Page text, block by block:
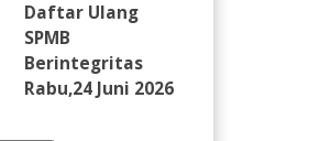
Daftar Ulang
SPMB
Berintegritas
Rabu,24 Juni 2026